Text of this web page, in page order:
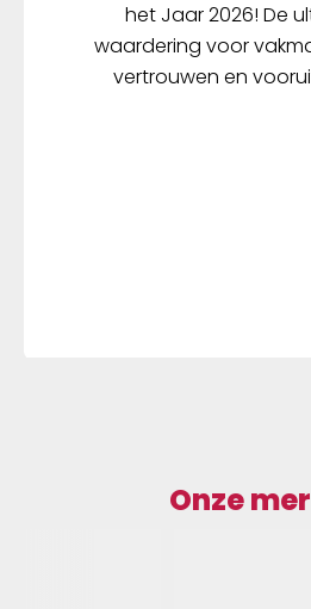
het Jaar 2026! De
waardering voor
vertrouwen en
Onze